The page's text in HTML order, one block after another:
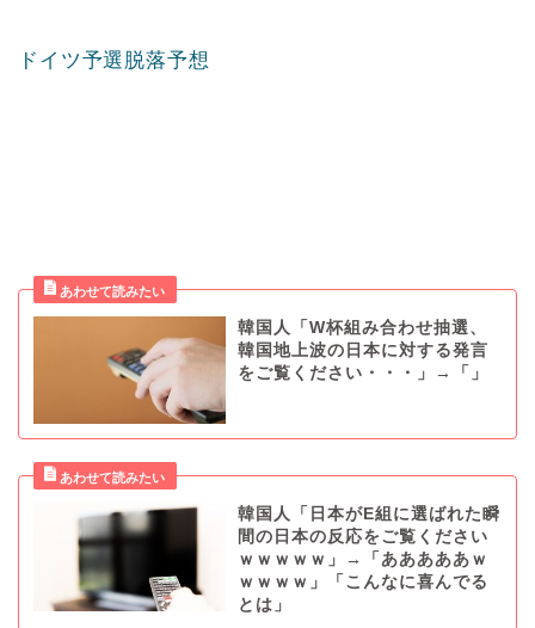
ドイツ予選脱落予想
韓国人「W杯組み合わせ抽選、
韓国地上波の日本に対する発言
をご覧ください・・・」→「」
韓国人「日本がE組に選ばれた瞬
間の日本の反応をご覧ください
ｗｗｗｗｗ」→「あああああｗ
ｗｗｗｗ」「こんなに喜んでる
とは」